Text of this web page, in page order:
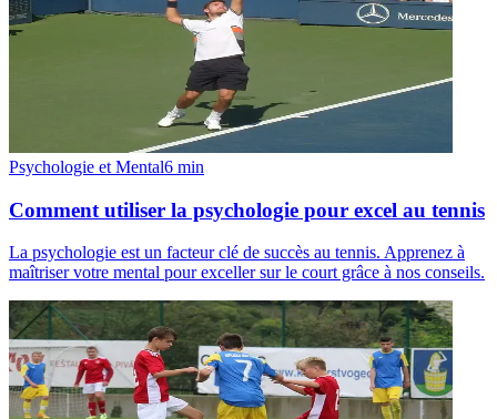
Psychologie et Mental6 min
Comment utiliser la psychologie pour excel au tennis
La psychologie est un facteur clé de succès au tennis. Apprenez à
maîtriser votre mental pour exceller sur le court grâce à nos conseils.